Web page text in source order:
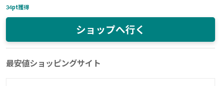
34pt獲得
ショップへ行く
最安値ショッピングサイト